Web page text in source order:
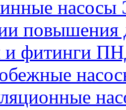
повышения
и фитинги